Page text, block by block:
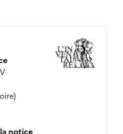
notice